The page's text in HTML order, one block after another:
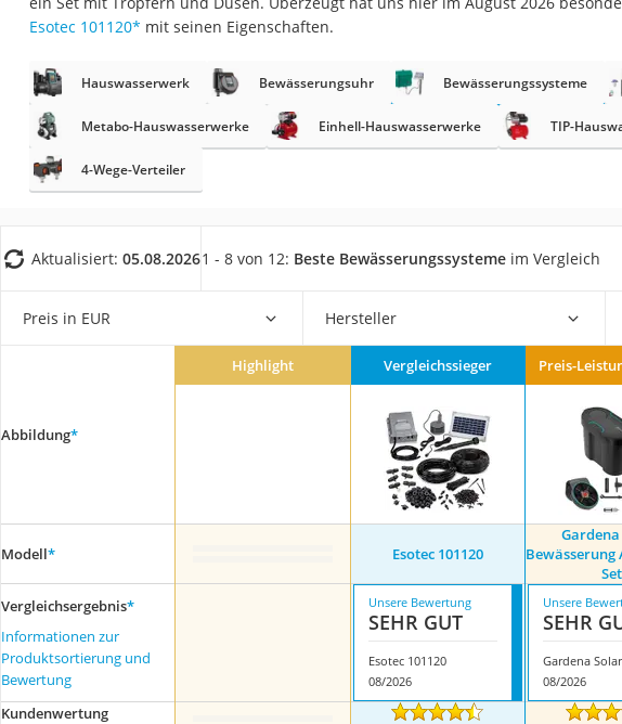
Überwachungskamera
Benzinrasenmäher mit Elektrostart
Winterharte Palmen
Esotec 101120* mit seinen Eigenschaften.
Hauswasserwerk Bewässerungsuhr Bewässerungssysteme
Metabo-Hauswasserwerke Einhell-Hauswasserwerke TIP-
4-Wege-Verteiler
Aktualisiert: 05.08.20261 - 8 von 12: Beste Bewässerungssysteme im Vergleich
Preis in EUR Hersteller
Abbildung*
Highlight Vergleichssieger Preis-
Modell* Esotec 101120
Set
Vergleichsergebnis*
Informationen zur
Produktsortierung und
Bewertung
Unsere Bewertung
SEHR GUT
Esotec 101120
08/2026
Unsere
SEHR
08/2026
Kundenwertung